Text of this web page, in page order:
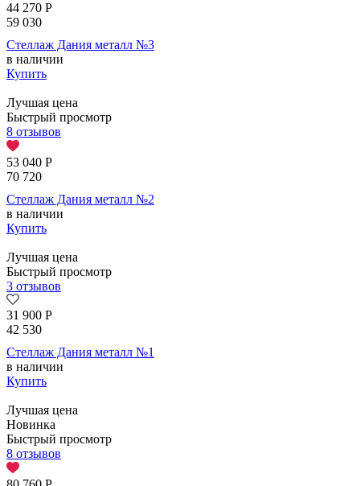
44 270 Р
59 030
Стеллаж Дания металл №3
в наличии
Купить
Лучшая цена
Быстрый просмотр
8 отзывов
53 040 Р
70 720
Стеллаж Дания металл №2
в наличии
Купить
Лучшая цена
Быстрый просмотр
3 отзывов
31 900 Р
42 530
Стеллаж Дания металл №1
в наличии
Купить
Лучшая цена
Новинка
Быстрый просмотр
8 отзывов